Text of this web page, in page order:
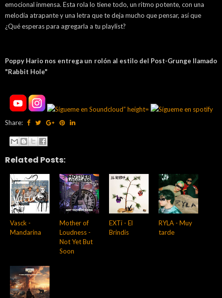
emocional inmensa. Esta rola lo tiene todo, un ritmo potente, con una
melodía atrapante y una letra que te deja mucho que pensar, así que
¿Qué esperas para agregarla a tu playlist?
Poppy Hario nos entrega un rolón al estilo del Post-Grunge llamado
"Rabbit Hole"
Share:
Related Posts:
Vasck -
Mandarina
Mother of
Loudness -
Not Yet But
Soon
EXTi - El
Brindis
RYLA - Muy
tarde